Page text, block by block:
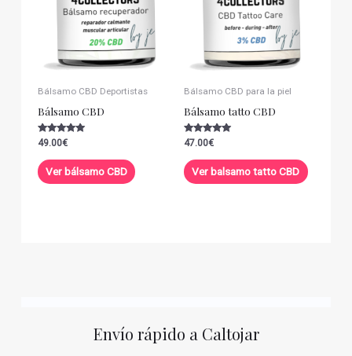
Bálsamo CBD Deportistas
Bálsamo CBD
Valorado con
de 5
49.00€
Ver bálsamo CBD
Bálsamo CBD para la piel
Bálsamo tatto CBD
Valorado con
de 5
47.00€
Ver balsamo tatto CBD
Envío rápido a Caltojar